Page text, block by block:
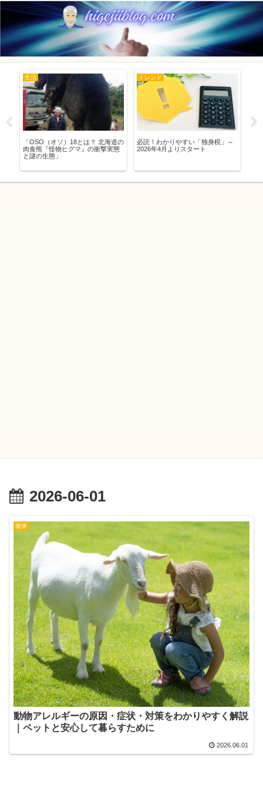
生活
「OSO（オソ）18とは？ 北海道の
肉食熊『怪物ヒグマ』の衝撃実態
と謎の生態」
トレンド
必読！わかりやすい「独身税」～
2026年4月よりスタート
2026-06-01
健康
動物アレルギーの原因・症状・対策をわかりやすく解説
｜ペットと安心して暮らすために
2026.06.01